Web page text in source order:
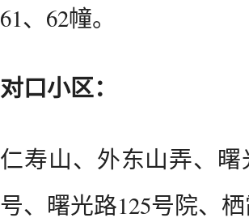
61、62幢。
对口小区：
仁寿山、外东山弄、
号、曙光路125号院、